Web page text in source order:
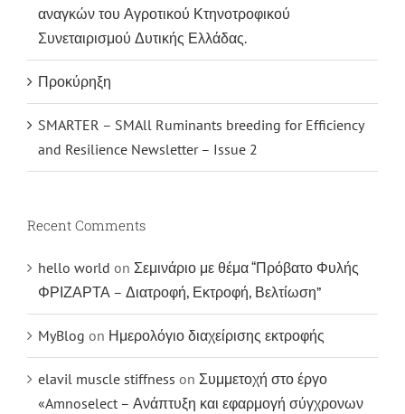
αναγκών του Αγροτικού Κτηνοτροφικού
Συνεταιρισμού Δυτικής Ελλάδας.
Προκύρηξη
SMARTER – SMAll Ruminants breeding for Efficiency
and Resilience Newsletter – Issue 2
Recent Comments
hello world on Σεμινάριο με θέμα “Πρόβατο Φυλής
ΦΡΙΖΑΡΤΑ – Διατροφή, Εκτροφή, Βελτίωση”
MyBlog on Ημερολόγιο διαχείρισης εκτροφής
elavil muscle stiffness on Συμμετοχή στο έργο
«Amnoselect – Ανάπτυξη και εφαρμογή σύγχρονων